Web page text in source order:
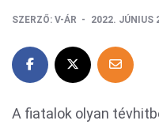
SZERZŐ: V-ÁR 2022. JÚNIUS
A fiatalok olyan